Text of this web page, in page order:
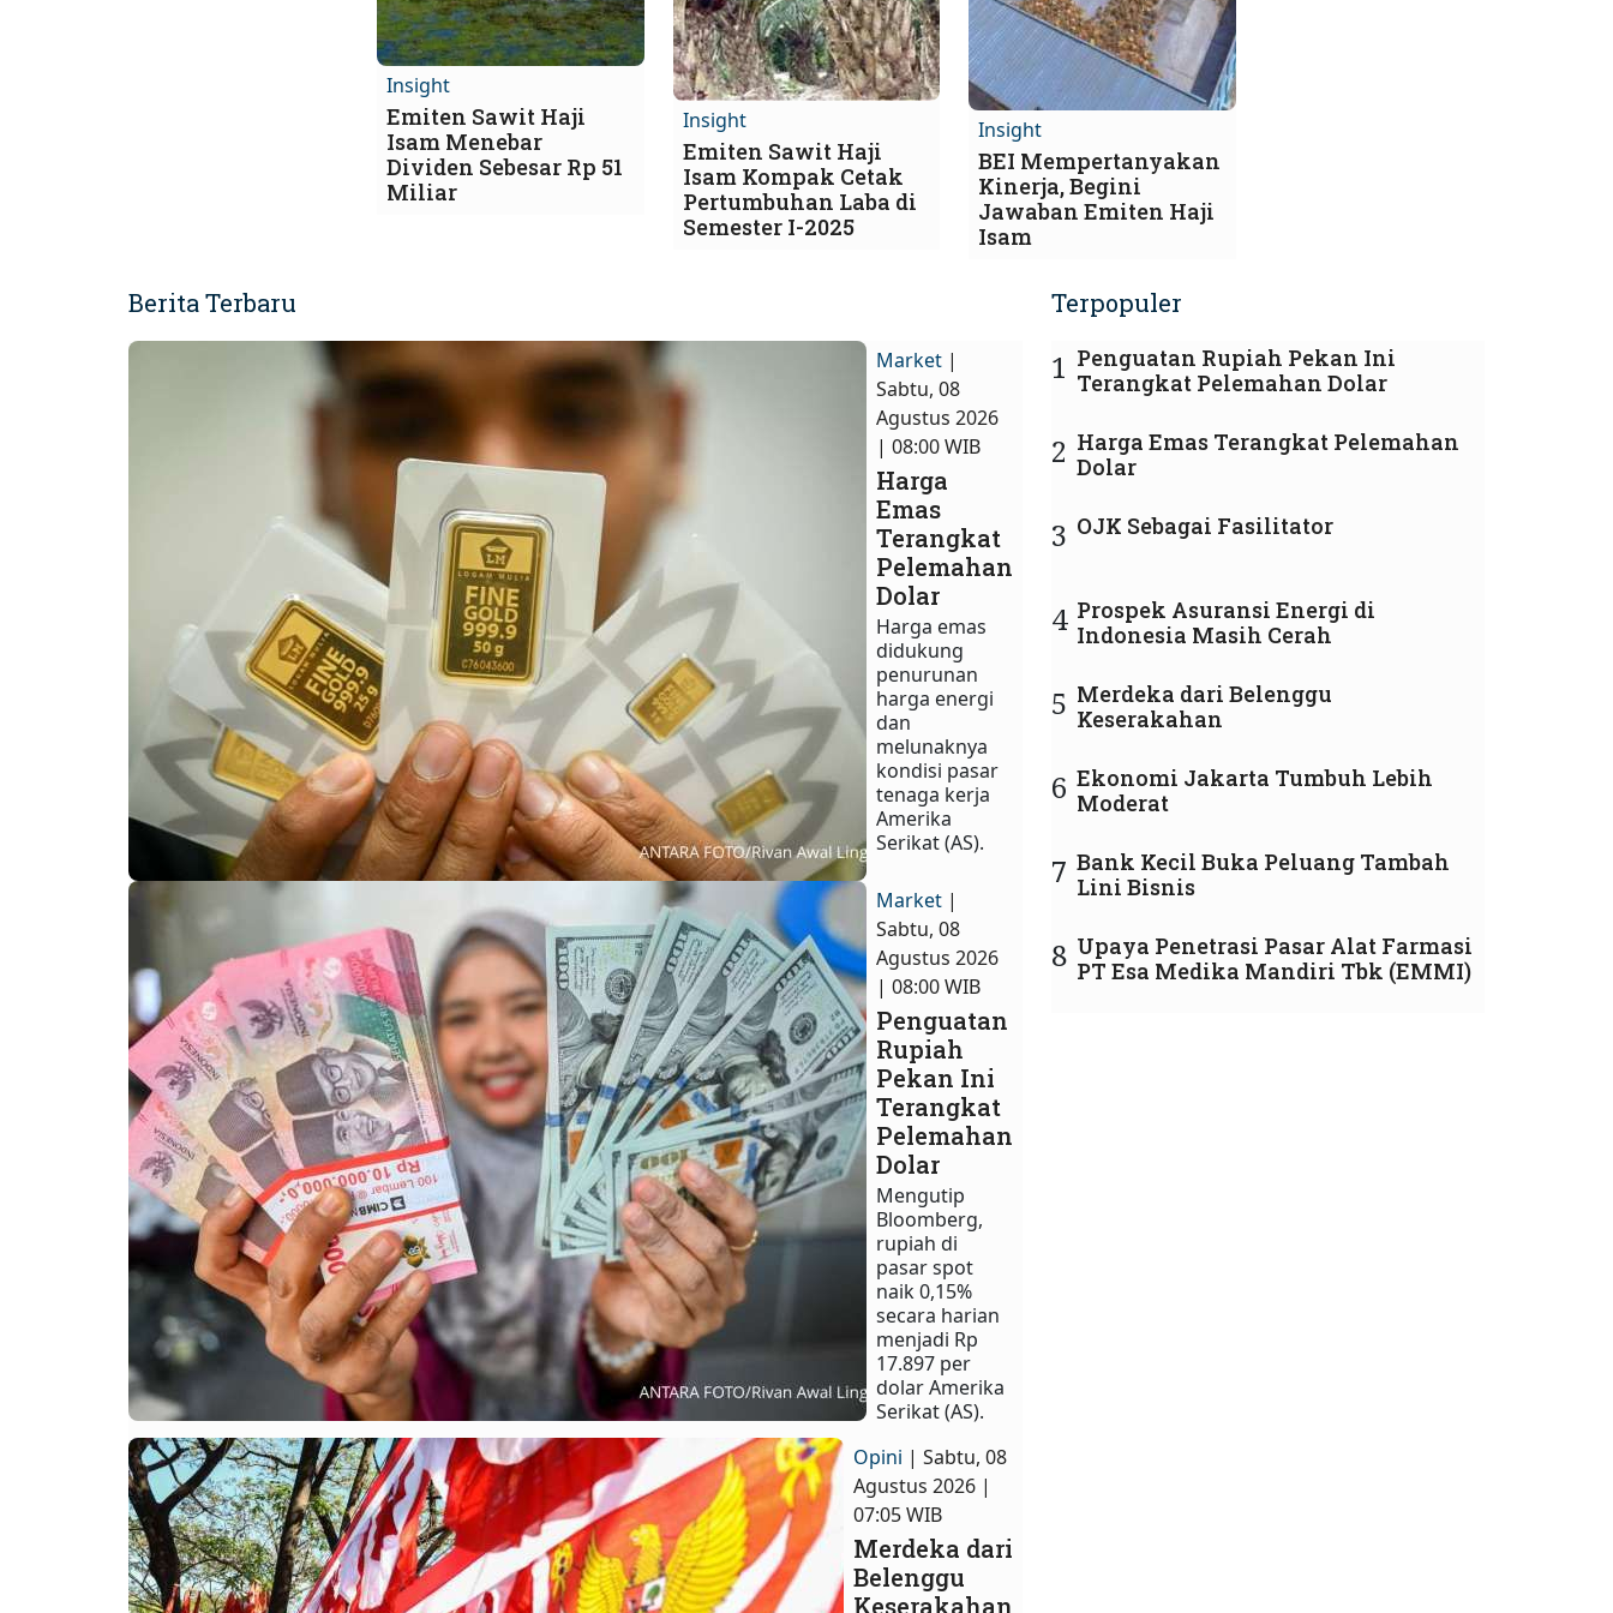
Insight
Emiten Sawit Haji
Isam Menebar
Dividen Sebesar Rp 51
Miliar
Insight
Emiten Sawit Haji
Isam Kompak Cetak
Pertumbuhan Laba di
Semester I-2025
Insight
BEI Mempertanyakan
Kinerja, Begini
Jawaban Emiten Haji
Isam
Berita Terbaru
Market |
Sabtu, 08
Agustus 2026
| 08:00 WIB
Harga
Emas
Terangkat
Pelemahan
Dolar
Harga emas
didukung
penurunan
harga energi
dan
melunaknya
kondisi pasar
tenaga kerja
Amerika
Serikat (AS).
Market |
Sabtu, 08
Agustus 2026
| 08:00 WIB
Penguatan
Rupiah
Pekan Ini
Terangkat
Pelemahan
Dolar
Mengutip
Bloomberg,
rupiah di
pasar spot
naik 0,15%
secara harian
menjadi Rp
17.897 per
dolar Amerika
Serikat (AS).
Opini | Sabtu, 08
Agustus 2026 |
07:05 WIB
Merdeka dari
Belenggu
Keserakahan
Terpopuler
1 Penguatan Rupiah Pekan Ini
Terangkat Pelemahan Dolar
2 Harga Emas Terangkat Pelemahan
Dolar
3 OJK Sebagai Fasilitator
4 Prospek Asuransi Energi di
Indonesia Masih Cerah
5 Merdeka dari Belenggu
Keserakahan
6 Ekonomi Jakarta Tumbuh Lebih
Moderat
7 Bank Kecil Buka Peluang Tambah
Lini Bisnis
8 Upaya Penetrasi Pasar Alat Farmasi
PT Esa Medika Mandiri Tbk (EMMI)